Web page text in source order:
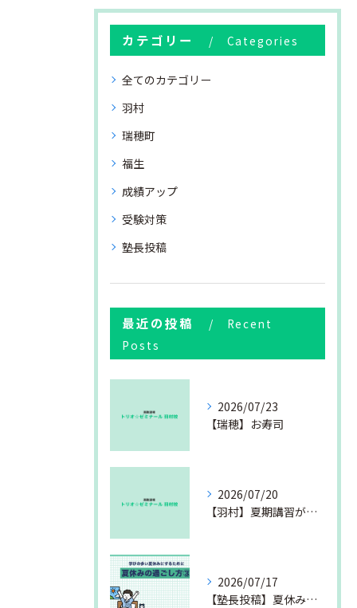
カテゴリー Categories
全てのカテゴリー
羽村
瑞穂町
福生
成績アップ
受験対策
塾長投稿
最近の投稿
Recent
Posts
2026/07/23
【瑞穂】お寿司
2026/07/20
【羽村】夏期講習が始まりました
2026/07/17
【塾長投稿】夏休みの過ごし方③